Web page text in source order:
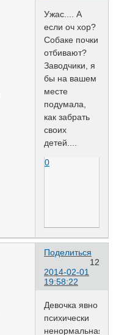
Ужас.... А
если оч хор?
Собаке почки
отбивают?
Заводчики, я
бы на вашем
месте
подумала,
как забрать
своих
детей....
0
Поделиться
12
2014-02-01
19:58:22
Девочка явно
психически
ненормальная.